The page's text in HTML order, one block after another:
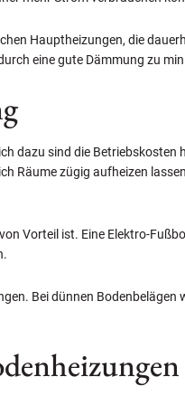
Hauptheizungen, die
eine gute Dämmung zu
dazu sind die Betriebskosten
Räume zügig aufheizen
Vorteil ist. Eine Elektro-
Bei dünnen Bodenbelägen